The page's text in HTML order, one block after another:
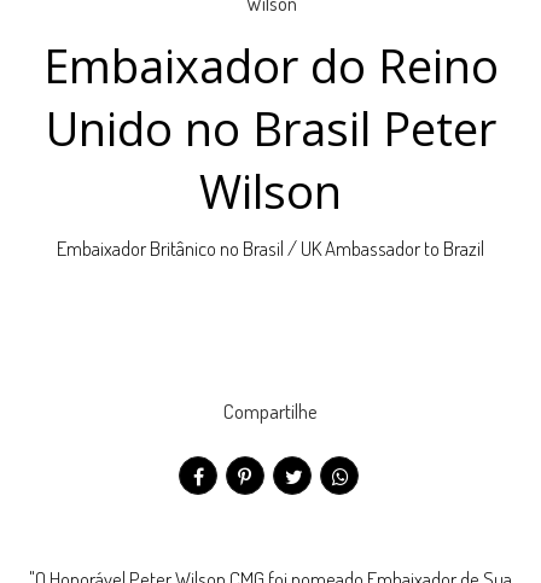
Embaixador do Reino
Unido no Brasil Peter
Wilson
Embaixador Britânico no Brasil / UK Ambassador to Brazil
Compartilhe